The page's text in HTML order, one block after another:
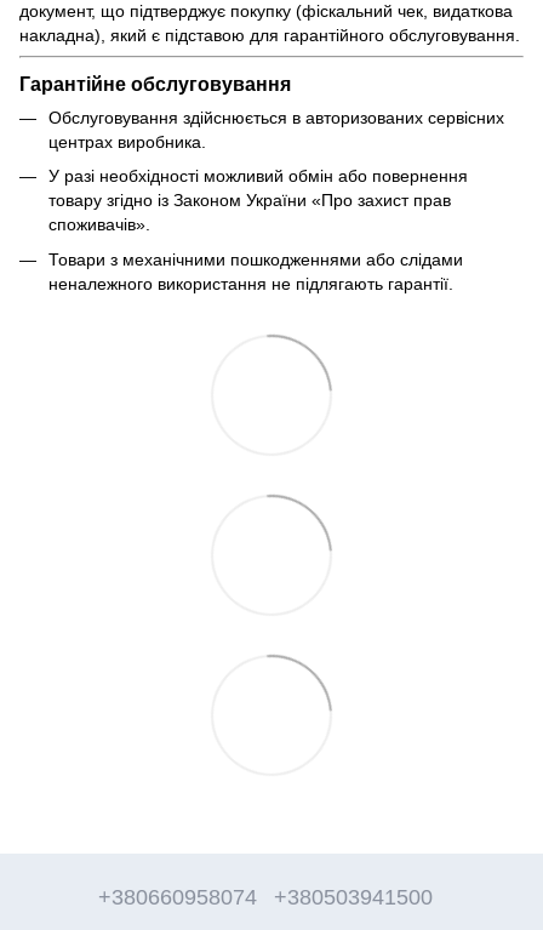
документ, що підтверджує покупку (фіскальний чек, видаткова
накладна), який є підставою для гарантійного обслуговування.
Гарантійне обслуговування
Обслуговування здійснюється в авторизованих сервісних
центрах виробника.
У разі необхідності можливий обмін або повернення
товару згідно із Законом України «Про захист прав
споживачів».
Товари з механічними пошкодженнями або слідами
неналежного використання не підлягають гарантії.
+380660958074 +380503941500